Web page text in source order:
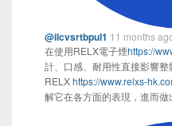
@ilcvsrtbpul1 11 months
在使用RELX電子煙https://
計、口感、耐用性直接影響
RELXhttps://www.relxs-
解它在各方面的表現，進而做